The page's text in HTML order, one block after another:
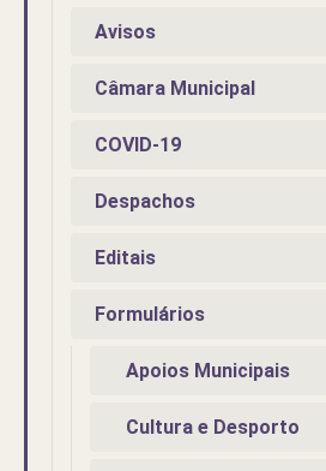
Avisos
Câmara Municipal
COVID-19
Despachos
Editais
Formulários
Apoios Municipais
Cultura e Desporto